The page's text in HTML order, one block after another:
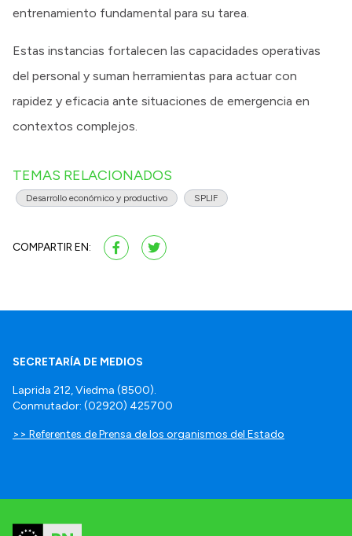
entrenamiento fundamental para su tarea.
Estas instancias fortalecen las capacidades operativas
del personal y suman herramientas para actuar con
rapidez y eficacia ante situaciones de emergencia en
contextos complejos.
TEMAS RELACIONADOS
Desarrollo económico y productivo SPLIF
COMPARTIR EN:
SECRETARÍA DE MEDIOS
Laprida 212, Viedma (8500).
Conmutador: (02920) 425700
>> Referentes de Prensa de los organismos del Estado